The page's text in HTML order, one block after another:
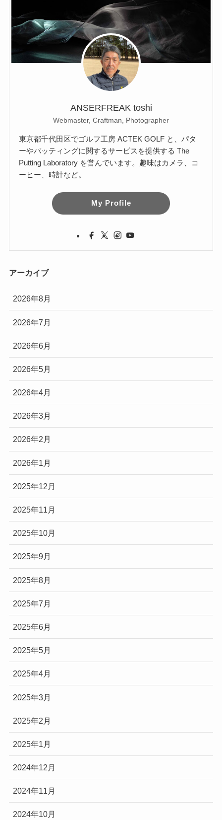
ANSERFREAK toshi
Webmaster, Craftman, Photographer
東京都千代田区でゴルフ工房 ACTEK GOLF と、パタ
ーやパッティングに関するサービスを提供する The
Putting Laboratory を営んでいます。趣味はカメラ、コ
ーヒー、時計など。
My Profile
アーカイブ
2026年8月
2026年7月
2026年6月
2026年5月
2026年4月
2026年3月
2026年2月
2026年1月
2025年12月
2025年11月
2025年10月
2025年9月
2025年8月
2025年7月
2025年6月
2025年5月
2025年4月
2025年3月
2025年2月
2025年1月
2024年12月
2024年11月
2024年10月